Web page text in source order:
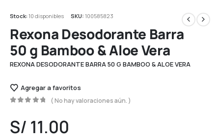
Stock: 10 disponibles SKU:100585823
Rexona Desodorante Barra
50 g Bamboo & Aloe Vera
REXONA DESODORANTE BARRA 50 G BAMBOO & ALOE VERA
Agregar a favoritos
( No hay valoraciones aún. )
S/ 11.00